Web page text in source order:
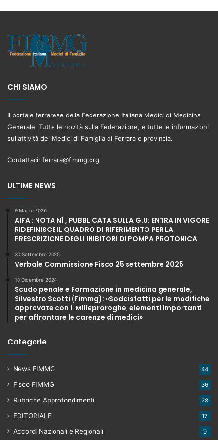
CHI SIAMO
Il portale ferrarese della Federazione Italiana Medici di Medicina
Generale. Tutte le novità sulla Federazione, e tutte le informazioni
sull’attività dei Medici di Famiglia di Ferrara e provincia.
Contattaci: ferrara@fimmg.org
ULTIME NEWS
9 Marzo 2026
AIFA : NOTA N1 , PUBBLICATA SULLA G.U: ENTRA IN VIGORE
RIDEFINISCE IL QUADRO DI RIFERIMENTO PER LA
PRESCRIZIONE DEGLI INIBITORI DI POMPA PROTONICA
30 Settembre 2025
Verbale Commissione Fisco 25 settembre 2025
10 Dicembre 2024
Scudo penale e Formazione in medicina generale,
Silvestro Scotti (Fimmg): «Soddisfatti per le modifiche
approvate con il Milleproroghe, elementi importanti
per affrontare le carenze di medici»
Categorie
News FIMMG 44
Fisco FIMMG 36
Rubriche Approfondimenti 28
EDITORIALE 17
Accordi Nazionali e Regionali 9